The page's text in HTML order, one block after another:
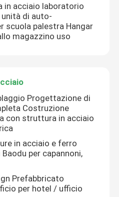
acciaio laboratorio
di auto-
scuola palestra Hangar
magazzino uso
Progettazione di
Costruzione
con struttura in acciaio
in acciaio e ferro
per capannoni,
Prefabbricato
per hotel / ufficio